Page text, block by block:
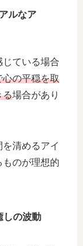
ルなア
じている場合
心の平穏を取
る場合があり
清めるアイ
のが理想的
しの波動